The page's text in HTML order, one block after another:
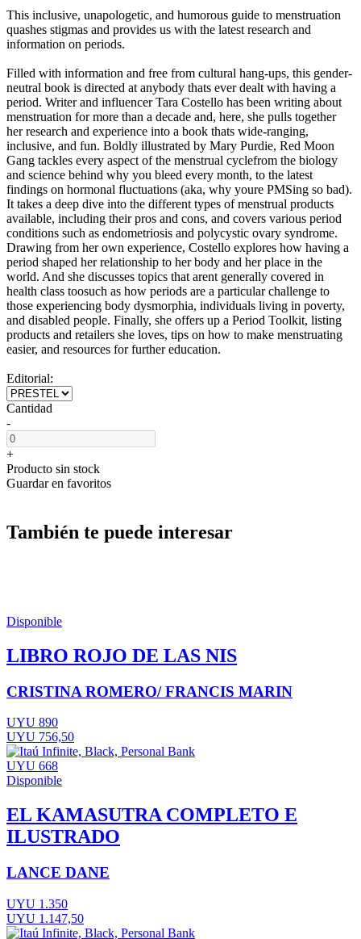
This inclusive, unapologetic, and humorous guide to menstruation
quashes stigmas and provides us with the latest research and
information on periods.
Filled with information and free from cultural hang-ups, this gender-
neutral book is directed at anybody thats ever dealt with having a
period. Writer and influencer Tara Costello has been writing about
menstruation for more than a decade and, here, she pulls together
her research and experience into a book thats wide-ranging,
inclusive, and fun. Boldly illustrated by Mary Purdie, Red Moon
Gang tackles every aspect of the menstrual cyclefrom the biology
and science behind why you bleed every month, to the latest
findings on hormonal fluctuations (aka, why youre PMSing so bad).
It takes a deep dive into the different types of menstrual products
available, including their pros and cons, and covers various period
conditions such as endometriosis and polycystic ovary syndrome.
Drawing from her own experience, Costello explores how having a
period shaped her relationship to her body and her place in the
world. And she discusses topics that arent generally covered in
health class toosuch as how periods are a particular challenge to
those experiencing body dysmorphia, individuals living in poverty,
and disabled people. Finally, she offers up a Period Toolkit, listing
products and retailers she loves, tips on how to make menstruating
easier, and resources for further education.
Editorial:
Cantidad
-
+
Producto sin stock
Guardar en favoritos
También te puede interesar
Disponible
LIBRO ROJO DE LAS NIS
CRISTINA ROMERO/ FRANCIS MARIN
UYU 890
UYU 756,50
UYU 668
Disponible
EL KAMASUTRA COMPLETO E
ILUSTRADO
LANCE DANE
UYU 1.350
UYU 1.147,50